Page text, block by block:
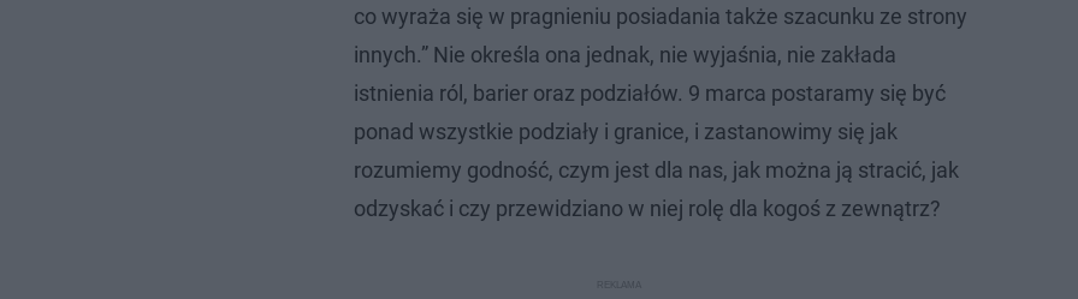
co wyraża się w pragnieniu posiadania także szacunku ze strony
innych.” Nie określa ona jednak, nie wyjaśnia, nie zakłada
istnienia ról, barier oraz podziałów. 9 marca postaramy się być
ponad wszystkie podziały i granice, i zastanowimy się jak
rozumiemy godność, czym jest dla nas, jak można ją stracić, jak
odzyskać i czy przewidziano w niej rolę dla kogoś z zewnątrz?